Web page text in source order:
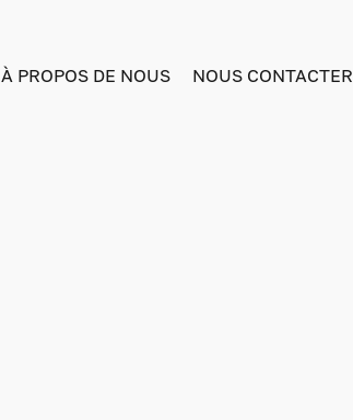
À PROPOS DE NOUS NOUS CONTACTER